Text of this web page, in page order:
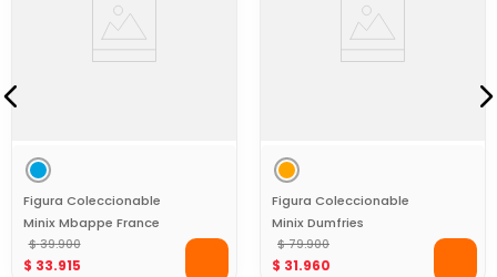
Figura Coleccionable
Minix Mbappe France
7Cm World Cup
$ 39.900
$ 33.915
Figura Coleccionable
Minix Dumfries
Netherlands 12Cm World
Cup
$ 79.900
$ 31.960